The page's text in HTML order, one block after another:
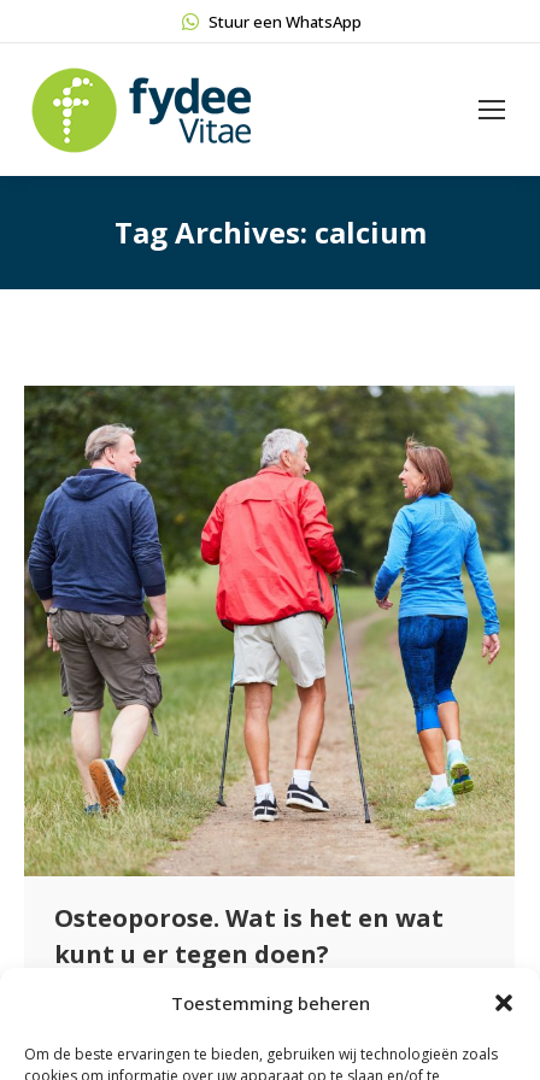
Toestemming beheren
Om de beste ervaringen te bieden, gebruiken wij technologieën zoals
cookies om informatie over uw apparaat op te slaan en/of te
Stuur een WhatsApp
Tag Archives: calcium
Osteoporose. Wat is het en wat
kunt u er tegen doen?
fydeevitae maart 1, 2023
Wanneer de botten meer dan gemiddeld